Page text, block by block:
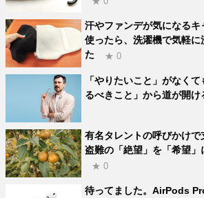
汗やファンデが気になる
使ったら、洗濯機で気軽
た
★ 0
「やりたいこと」がなく
るべきこと」から道が開け
有名タレントの呼びかけ
盗難の「絶望」を「希望
★ 0
待ってました。AirPods